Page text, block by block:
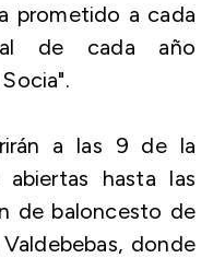
prometido a cada
de cada año
a las 9 de la
abiertas hasta las
de baloncesto de
donde